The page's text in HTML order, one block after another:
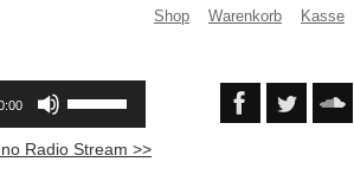
Shop Warenkorb Kasse
Radio Stream >>